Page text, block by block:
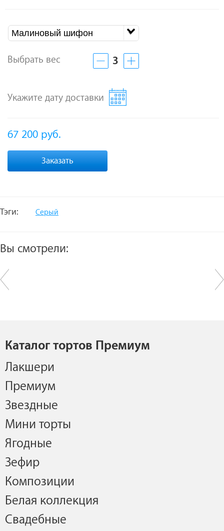
Малиновый шифон
Выбрать вес 3
Укажите дату доставки
67 200 руб.
Заказать
Тэги: Серый
Вы смотрели:
Каталог тортов Премиум
Лакшери
Премиум
Звездные
Мини торты
Ягодные
Зефир
Композиции
Белая коллекция
Свадебные